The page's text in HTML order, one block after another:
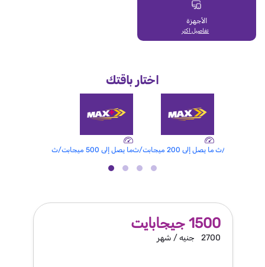
الأجهزة
تفاصيل اكتر
اختار باقتك
ما يصل إلى 200 ميجابت/ث ما يصل إلى 500 ميجابت/ث
1500 جيجابايت
2700 جنيه / شهر